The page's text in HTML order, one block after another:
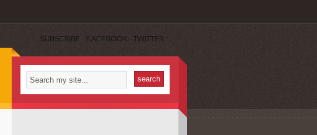
SUBSCRIBE FACEBOOK TWITTER